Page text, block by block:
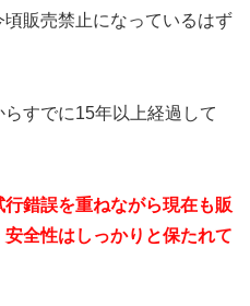
販売禁止になっているはず
すでに15年以上経過して
錯誤を重ねながら現在も販
全性はしっかりと保たれて